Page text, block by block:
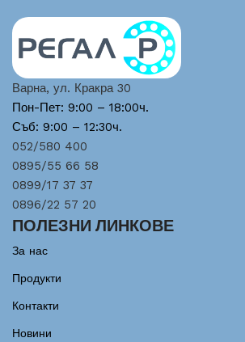
Варна, ул. Кракра 30
Пон-Пет: 9:00 – 18:00ч.
Съб: 9:00 – 12:30ч.
052/580 400
0895/55 66 58
0899/17 37 37
0896/22 57 20
ПОЛЕЗНИ ЛИНКОВЕ
За нас
Продукти
Контакти
Новини